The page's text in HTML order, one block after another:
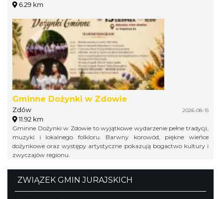
6.29 km
Gminne Dożynki w Zdowie
Zdów 2026-08-15
11.92 km
Gminne Dożynki w Zdowie to wyjątkowe wydarzenie pełne tradycji,
muzyki i lokalnego folkloru. Barwny korowód, piękne wieńce
dożynkowe oraz występy artystyczne pokazują bogactwo kultury i
zwyczajów regionu.
ZWIĄZEK GMIN JURAJSKICH